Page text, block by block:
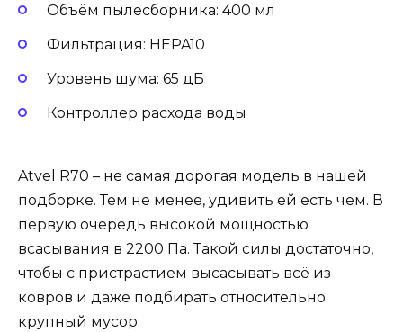
Объём пылесборника: 400 мл
Фильтрация: HEPA10
Уровень шума: 65 дБ
Контроллер расхода воды
Atvel R70 – не самая дорогая модель в нашей
подборке. Тем не менее, удивить ей есть чем. В
первую очередь высокой мощностью
всасывания в 2200 Па. Такой силы достаточно,
чтобы с пристрастием высасывать всё из
ковров и даже подбирать относительно
крупный мусор.